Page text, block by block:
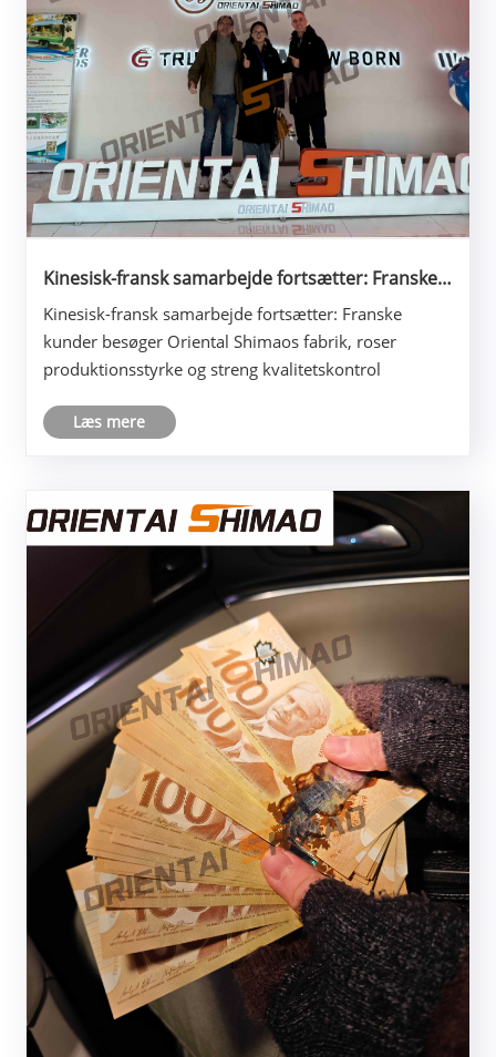
Kinesisk-fransk samarbejde fortsætter: Franske
produktionsstyrke og streng kvalitetskontrol
Kinesisk-fransk samarbejde fortsætter: Franske
kunder besøger Oriental Shimaos fabrik, roser
produktionsstyrke og streng kvalitetskontrol
Læs mere